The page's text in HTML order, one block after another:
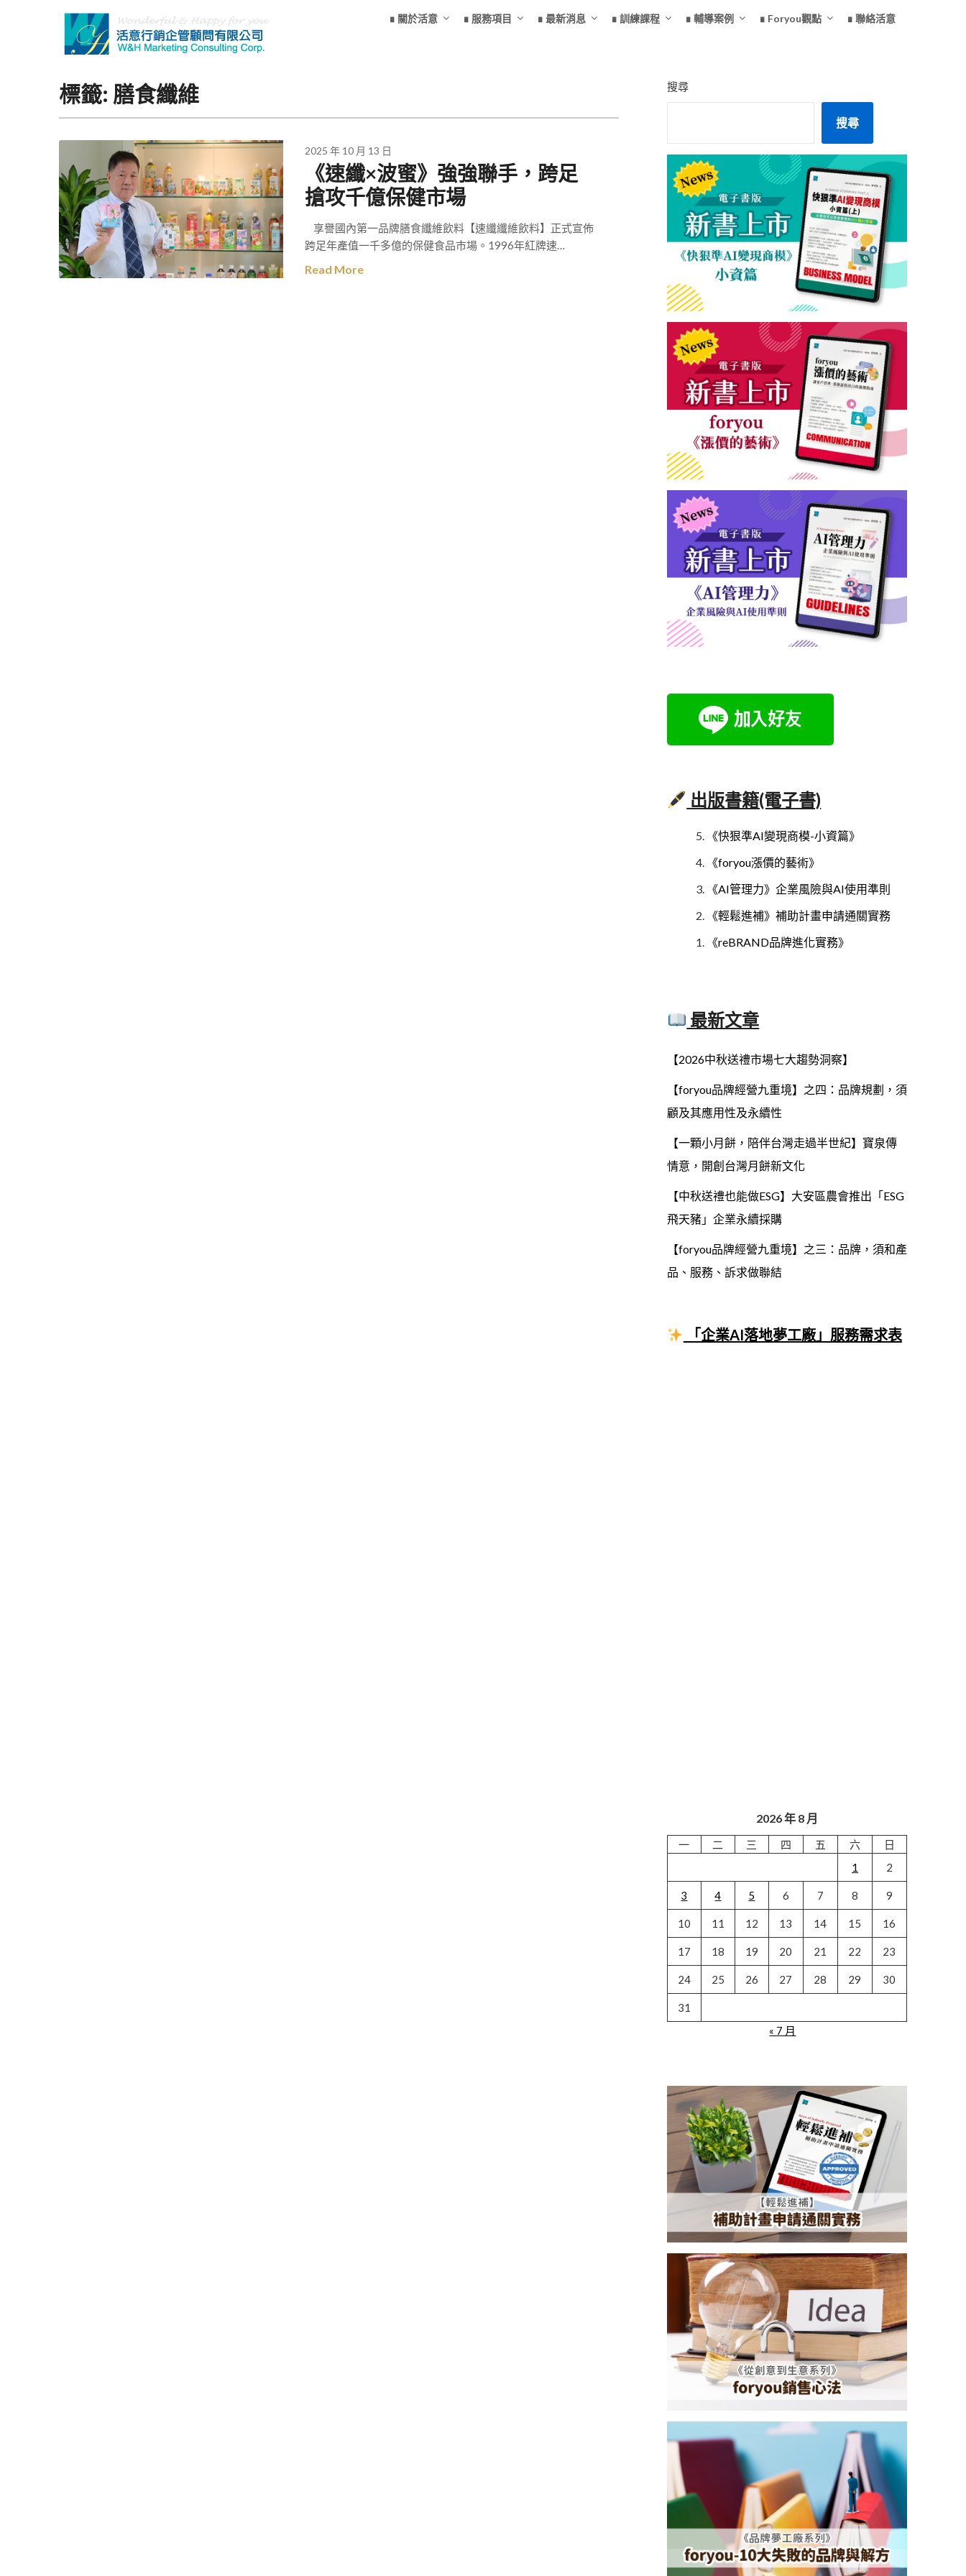
∎ 關於活意 ∎ 服務項目 ∎ 最新消息 ∎ 訓練課程 ∎ 輔導案例 ∎ Foryou觀點 ∎ 聯絡活意
標籤: 膳食纖維
2025 年 10 月 13 日
《速纖×波蜜》強強聯手，跨足
搶攻千億保健市場
享譽國內第一品牌膳食纖維飲料【速纖纖維飲料】正式宣佈
跨足年產值一千多億的保健食品市場。1996年紅牌速…
Read More
搜尋
搜尋
出版書籍(電子書)
《快狠準AI變現商模-小資篇》
《foryou漲價的藝術》
《AI管理力》企業風險與AI使用準則
《輕鬆進補》補助計畫申請通關實務
《reBRAND品牌進化實務》
最新文章
【2026中秋送禮市場七大趨勢洞察】
【foryou品牌經營九重境】之四：品牌規劃，須
顧及其應用性及永續性
【一顆小月餅，陪伴台灣走過半世紀】寶泉傳
情意，開創台灣月餅新文化
【中秋送禮也能做ESG】大安區農會推出「ESG
飛天豬」企業永續採購
【foryou品牌經營九重境】之三：品牌，須和產
品、服務、訴求做聯結
「企業AI落地夢工廠」服務需求表
2026 年 8 月
一 二 三 四 五 六
日
1
2
3 4 5 6 7 8 9
10 11 12 13 14 15 16
17 18 19 20 21 22 23
24 25 26 27 28 29 30
31
« 7 月